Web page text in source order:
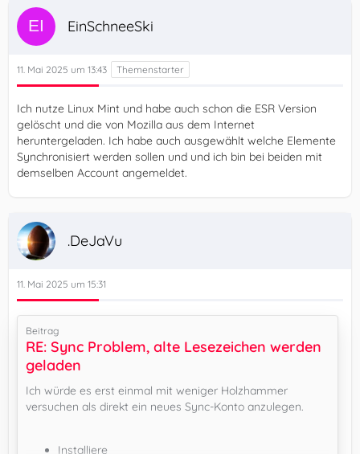
EinSchneeSki
11. Mai 2025 um 13:43
Ich nutze Linux Mint und habe auch schon die ESR Version
gelöscht und die von Mozilla aus dem Internet
heruntergeladen. Ich habe auch ausgewählt welche Elemente
Synchronisiert werden sollen und und ich bin bei beiden mit
demselben Account angemeldet.
.DeJaVu
11. Mai 2025 um 15:31
Beitrag
RE: Sync Problem, alte Lesezeichen werden
geladen
Ich würde es erst einmal mit weniger Holzhammer
versuchen als direkt ein neues Sync-Konto anzulegen.
Installiere